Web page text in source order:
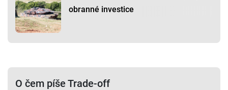
obranné investice
O čem píše Trade-off